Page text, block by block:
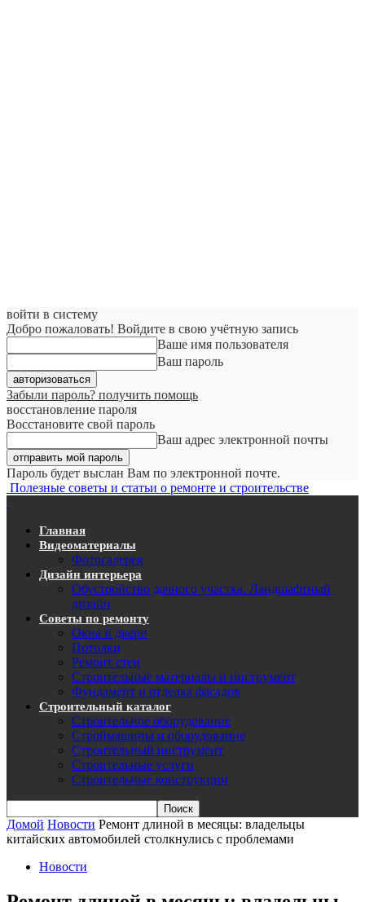
войти в систему
Добро пожаловать! Войдите в свою учётную запись
Ваше имя пользователя
Ваш пароль
Забыли пароль? получить помощь
восстановление пароля
Восстановите свой пароль
Ваш адрес электронной почты
Пароль будет выслан Вам по электронной почте.
Полезные советы и статьи о ремонте и строительстве
Главная
Видеоматериалы
Фотогалерея
Дизайн интерьера
Обустройство дачного участка. Ландшафтный
дизайн
Советы по ремонту
Окна и двери
Потолки
Ремонт стен
Строительные материалы и инструмент
Фундамент и отделка фасадов
Строительный каталог
Строительное оборудование
Строймашины и оборудование
Строительный инструмент
Строительные услуги
Строительные конструкции
Домой Новости Ремонт длиной в месяцы: владельцы
китайских автомобилей столкнулись с проблемами
Новости